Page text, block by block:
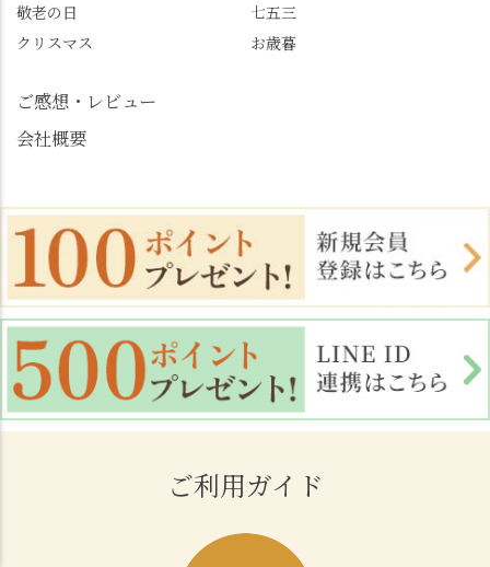
荘 #京都観光 #西京区 #
大原野
敬老の日
七五三
クリスマス
お歳暮
ご感想・レビュー
会社概要
ご利用ガイド